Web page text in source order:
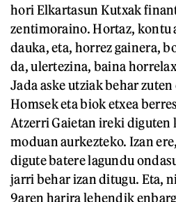
hori Elkartasun Kutxak
zentimoraino. Hortaz, kontu
dauka, eta, horrez gainera,
da, ulertezina, baina
Jada aske utziak behar
Homsek eta biok etxea
Atzerri Gaietan ireki diguten
moduan aurkezteko. Izan
digute batere lagundu
jarri behar izan ditugu. Eta,
9aren harira lehendik